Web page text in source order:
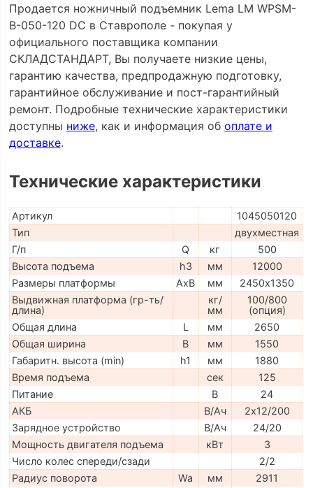
Продается ножничный подъемник Lema LM WPSM-
B-050-120 DC в Ставрополе - покупая у
официального поставщика компании
СКЛАДСТАНДАРТ, Вы получаете низкие цены,
гарантию качества, предпродажную подготовку,
гарантийное обслуживание и пост-гарантийный
ремонт. Подробные технические характеристики
доступны ниже, как и информация об оплате и
доставке.
Технические характеристики
Артикул
1045050120
Тип
двухместная
Г/п
Q кг
500
Высота подъема
h3 мм
12000
Размеры платформы
AxB мм
2450х1350
Выдвижная платформа (гр-ть/
длина)
кг/
мм
100/800
(опция)
Общая длина
L мм
2650
Общая ширина
B мм
1550
Габаритн. высота (min)
h1 мм
1880
Время подъема
сек
125
Питание
В
24
АКБ
В/Ач
2х12/200
Зарядное устройство
В/Ач
24/20
Мощность двигателя подъема
кВт
3
Число колес спереди/сзади
2/2
Радиус поворота
Wa мм
2911